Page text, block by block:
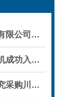
陕西铎鑫环境检测技术有限公司采购我司全自动液液萃取仪
川一仪器高温喷雾干燥机成功入驻鄱阳职业学院，助力职业教育实训平台升级
中国农业科学院烟草研究采购川一仪器喷雾干燥机